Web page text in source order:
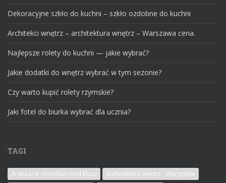
Dekoracyjne szkło do kuchni – szkło ozdobne do kuchni
Architekci wnętrz – architektura wnętrz – Warszawa cena.
Najlepsze rolety do kuchni — jakie wybrać?
Jakie dodatki do wnętrz wybrać w tym sezonie?
Czy warto kupić rolety rzymskie?
Jaki fotel do biurka wybrać dla ucznia?
TAGI
Aranżacje mieszkań pod klucz
architektura wnętrz - Warszawa